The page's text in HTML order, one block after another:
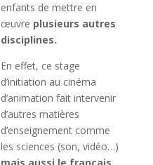
enfants de mettre en
œuvre plusieurs autres
disciplines.
En effet, ce stage
d’initiation au cinéma
d’animation fait intervenir
d’autres matières
d’enseignement comme
les sciences (son, vidéo…)